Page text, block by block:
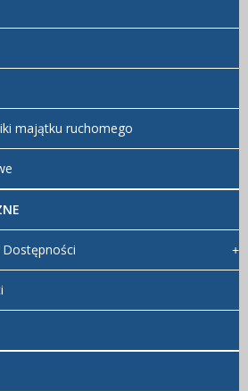
majątku ruchomego